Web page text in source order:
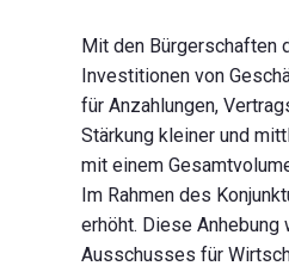
Mit den Bürgerschaften
Investitionen von
für Anzahlungen,
Stärkung kleiner und
mit einem
Im Rahmen des
erhöht. Diese
Ausschusses für